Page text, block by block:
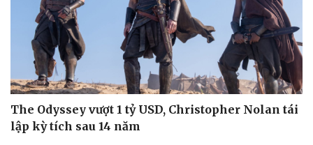
The Odyssey vượt 1 tỷ USD, Christopher Nolan tái
lập kỳ tích sau 14 năm